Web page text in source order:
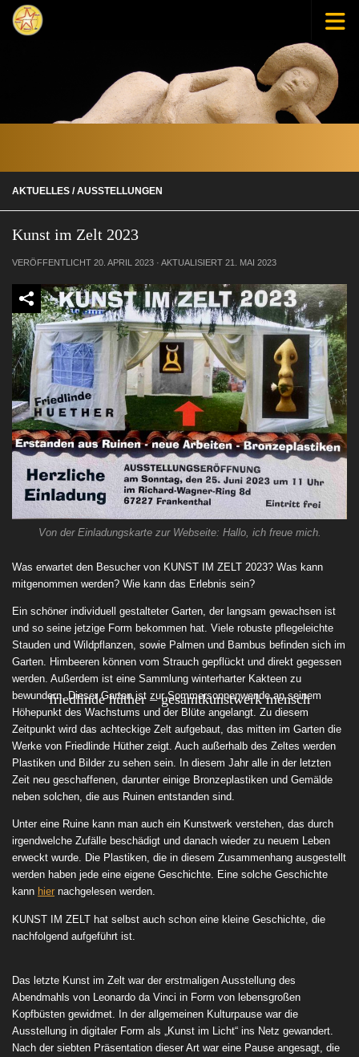
Zum Inhalt springen
friedlinde hüther – gesamtkunstwerk mensch
AKTUELLES / AUSSTELLUNGEN
Kunst im Zelt 2023
VERÖFFENTLICHT 20. APRIL 2023 · AKTUALISIERT 21. MAI 2023
Von der Einladungskarte zur Webseite: Hallo, ich freue mich.
Was erwartet den Besucher von KUNST IM ZELT 2023? Was kann
mitgenommen werden? Wie kann das Erlebnis sein?
Ein schöner individuell gestalteter Garten, der langsam gewachsen ist
und so seine jetzige Form bekommen hat. Viele robuste pflegeleichte
Stauden und Wildpflanzen, sowie Palmen und Bambus befinden sich im
Garten. Himbeeren können vom Strauch gepflückt und direkt gegessen
werden. Außerdem ist eine Sammlung winterharter Kakteen zu
bewundern. Dieser Garten ist zur Sommersonnenwende an seinem
Höhepunkt des Wachstums und der Blüte angelangt. Zu diesem
Zeitpunkt wird das achteckige Zelt aufgebaut, das mitten im Garten die
Werke von Friedlinde Hüther zeigt. Auch außerhalb des Zeltes werden
Plastiken und Bilder zu sehen sein. In diesem Jahr alle in der letzten
Zeit neu geschaffenen, darunter einige Bronzeplastiken und Gemälde
neben solchen, die aus Ruinen entstanden sind.
Unter eine Ruine kann man auch ein Kunstwerk verstehen, das durch
irgendwelche Zufälle beschädigt und danach wieder zu neuem Leben
erweckt wurde. Die Plastiken, die in diesem Zusammenhang ausgestellt
werden haben jede eine eigene Geschichte. Eine solche Geschichte
kann hier nachgelesen werden.
KUNST IM ZELT hat selbst auch schon eine kleine Geschichte, die
nachfolgend aufgeführt ist.
Das letzte Kunst im Zelt war der erstmaligen Ausstellung des
Abendmahls von Leonardo da Vinci in Form von lebensgroßen
Kopfbüsten gewidmet. In der allgemeinen Kulturpause war die
Ausstellung in digitaler Form als „Kunst im Licht“ ins Netz gewandert.
Nach der siebten Präsentation dieser Art war eine Pause angesagt, die